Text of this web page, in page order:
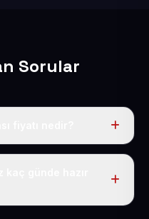
Sorular
+ KDV. Bu bedele alan